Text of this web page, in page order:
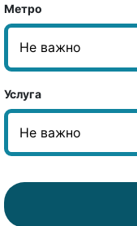
Метро
Услуга